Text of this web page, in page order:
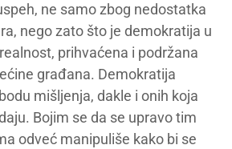
ne samo zbog nedostatka
nego zato što je demokratija u
prihvaćena i podržana
građana. Demokratija
mišljenja, dakle i onih koja
Bojim se da se upravo tim
odveć manipuliše kako bi se